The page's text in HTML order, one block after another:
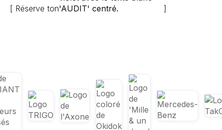
[ Réserve ton ]